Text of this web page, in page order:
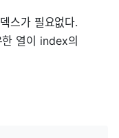
스가 필요없다.
열이 index의